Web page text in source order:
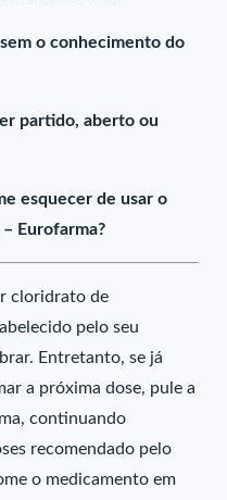
o conhecimento do
partido, aberto ou
esquecer de usar o
Eurofarma?
cloridrato de
pelo seu
Entretanto, se já
a próxima dose, pule a
continuando
recomendado pelo
o medicamento em